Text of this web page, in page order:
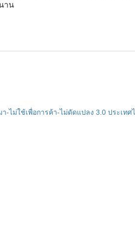
าน
ม่ใช้เพื่อการค้า-ไม่ดัดแปลง 3.0 ประเทศ